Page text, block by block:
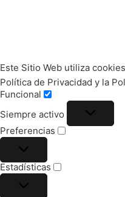
Este Sitio Web utiliza
Política de Privacidad y la
Funcional
Siempre activo
Preferencias
Estadísticas